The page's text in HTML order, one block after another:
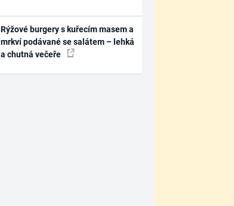
Rýžové burgery s kuřecím masem a
mrkví podávané se salátem – lehká
a chutná večeře